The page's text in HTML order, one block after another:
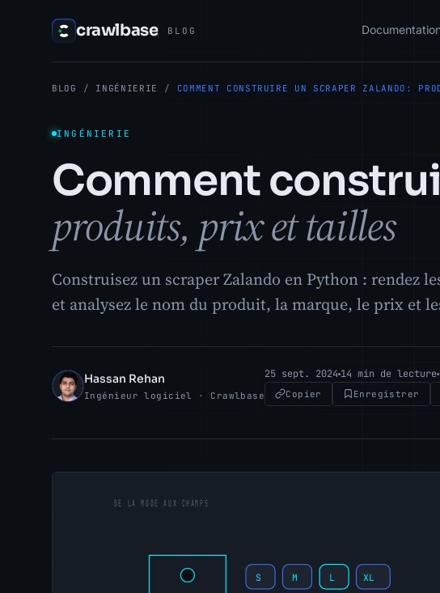
crawlbase BLOG
BLOG / INGÉNIERIE / COMMENT CONSTRUIRE UN SCRAPER ZALANDO:
INGÉNIERIE
Comment
produits, prix et tailles
Construisez un scraper Zalando en Python : rendez
et analysez le nom du produit, la marque, le prix et
HR
Hassan Rehan
Ingénieur logiciel · Crawlbase
25 sept. 2024 14 min de lecture
Copier Enregistrer